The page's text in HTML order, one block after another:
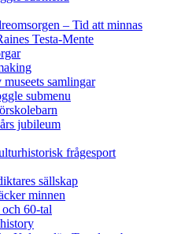
– Tid att minnas
Testa-Mente
samlingar
submenu
jubileum
frågesport
sällskap
minnen
60-tal